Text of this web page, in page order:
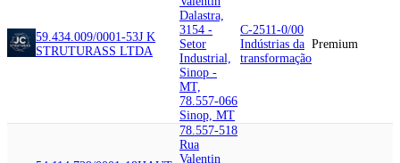
59.434.009/0001-53J K
STRUTURASS LTDA
Dalastra,
3154 -
Setor
Industrial,
Sinop -
MT,
78.557-066
Sinop, MT
C-2511-0/00
Indústrias da
transformação
Premium
78.557-518
Rua
Valentin